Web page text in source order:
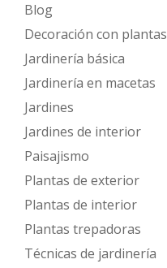
Blog
Decoración con plantas
Jardinería básica
Jardinería en macetas
Jardines
Jardines de interior
Paisajismo
Plantas de exterior
Plantas de interior
Plantas trepadoras
Técnicas de jardinería